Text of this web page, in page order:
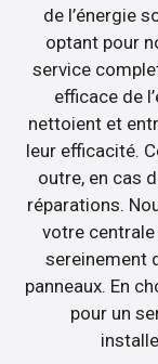
de l’énergie
optant pour
service
efficace de
nettoient et
leur efficacité.
outre, en cas
réparations.
votre
sereinement
panneaux. En
pour un